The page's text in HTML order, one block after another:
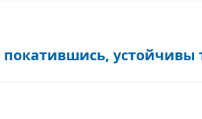
устойчивы